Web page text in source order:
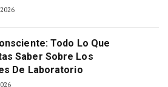
Todo Lo Que
Saber Sobre Los
De Laboratorio